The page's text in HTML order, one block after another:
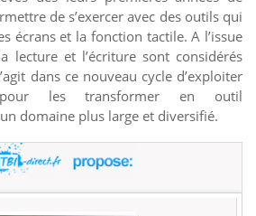
de s’exercer avec des outils qui
écrans et la fonction tactile. A l’issue
lecture et l’écriture sont considérés
dans ce nouveau cycle d’exploiter
les transformer en outil
domaine plus large et diversifié.